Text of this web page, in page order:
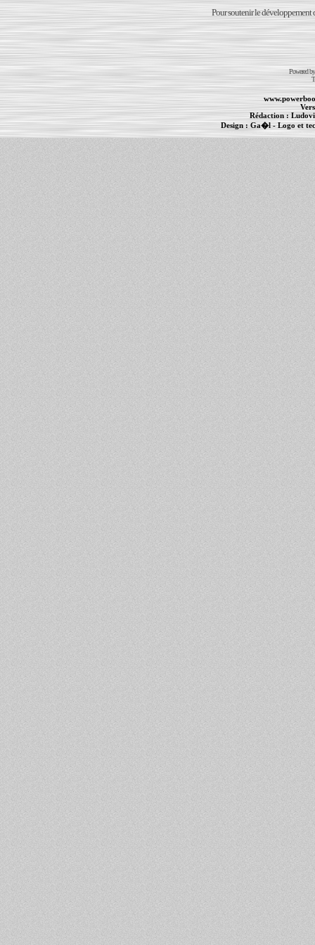
Pour soutenir le développement
Powered
Rédaction :
Design :Ga�l- Logo et
PowerBook